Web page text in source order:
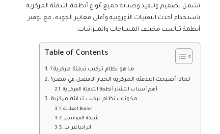
تشمل تصميم وتنفيذ وصيانة جميع أنواع أنظمة التدفئة المركزية
باستخدام أحدث التقنيات الأوروبية وأعلى معايير الجودة، مع توفير
أنظمة تناسب مختلف المساحات والميزانيات.
Table of Contents
ما هو نظام تركيب تدفئة مركزية؟
لماذا أصبحت التدفئة المركزية الخيار الأفضل في مصر؟
أهم أسباب انتشار أنظمة التدفئة المركزية:
مكونات نظام تركيب تدفئة مركزية
الغلاية Boiler
شبكة المواسير
الرادياتيرات